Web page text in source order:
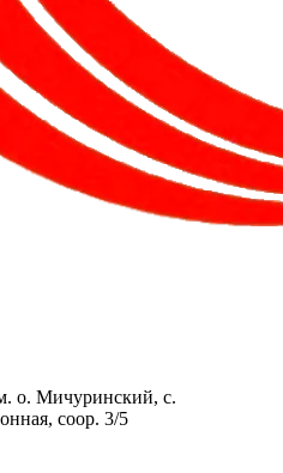
о. Мичуринский, с.
соор. 3/5